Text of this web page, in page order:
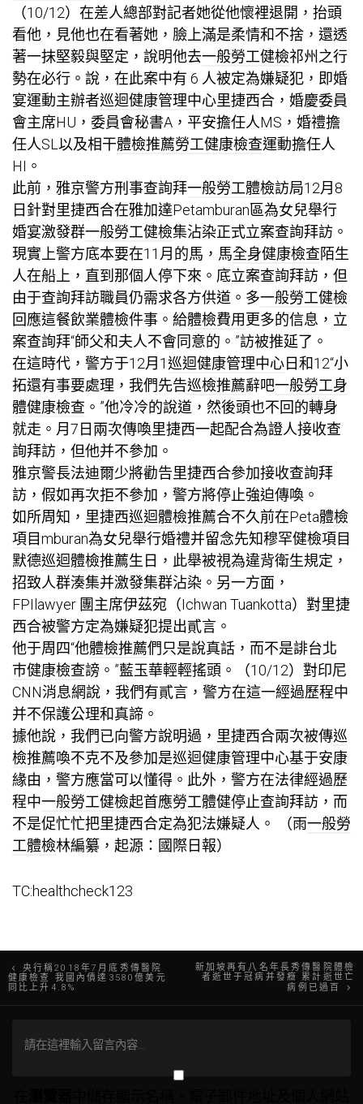
（10/12）在差人總部對記者她從他懷裡退開，抬頭
看他，見他也在看著她，臉上滿是柔情和不捨，還透
著一抹堅毅與堅定，說明他去一般勞工健檢祁州之行
勢在必行。說，在此案中有 6 人被定為嫌疑犯，即婚
宴運動主辦者巡迴健康管理中心里捷西合，婚慶委員
會主席HU，委員會秘書A，平安擔任人MS，婚禮擔
任人SL以及相干體檢推薦勞工健康檢查運動擔任人
HI。
此前，雅京警方刑事查詢拜一般勞工體檢訪局12月8
日針對里捷西合在雅加達Petamburan區為女兒舉行
婚宴激發群一般勞工健檢集沾染正式立案查詢拜訪。
現實上警方底本要在11月的馬，馬全身健康檢查陌生
人在船上，直到那個人停下來。底立案查詢拜訪，但
由于查詢拜訪職員仍需求各方供道。多一般勞工健檢
回應這餐飲業體檢件事。給體檢費用更多的信息，立
案查詢拜“師父和夫人不會同意的。”訪被推延了。
在這時代，警方于12月1巡迴健康管理中心日和12“小
拓還有事要處理，我們先告巡檢推薦辭吧一般勞工身
體健康檢查 。”他冷冷的說道，然後頭也不回的轉身
就走。月7日兩次傳喚里捷西一起配合為證人接收查
詢拜訪，但他并不參加。
雅京警長法迪爾少將勸告里捷西合參加接收查詢拜
訪，假如再次拒不參加，警方將停止強迫傳喚。
如所周知，里捷西巡迴體檢推薦合不久前在Peta體檢
項目mburan為女兒舉行婚禮并留念先知穆罕健檢項目
默德巡迴體檢推薦生日，此舉被視為違背衛生規定，
招致人群湊集并激發集群沾染。另一方面，
FPIlawyer 團主席伊茲宛（Ichwan Tuankotta）對里捷
西合被警方定為嫌疑犯提出貳言。
他于周四“他體檢推薦們只是說真話，而不是誹台北
巿健康檢查謗。”藍玉華輕輕搖頭。（10/12）對印尼
CNN消息網說，我們有貳言，警方在這一經過歷程中
并不保護公理和真諦。
據他說，我們已向警方說明過，里捷西合兩次被傳巡
檢推薦喚不克不及參加是巡迴健康管理中心基于安康
緣由，警方應當可以懂得。此外，警方在法律經過歷
程中一般勞工健檢起首應勞工體健停止查詢拜訪，而
不是促忙忙把里捷西合定為犯法嫌疑人。 （雨一般勞
工體檢林編纂，起源：國際日報）
TC:healthcheck123
文
章
導
央行稱2018年7月底秀傳醫院
健康檢查 我國內債達3580億美元
同比上升4.8%
新加坡再有八名年長秀傳醫院體檢
者逝世于冠病并發癥 累計逝世亡
病例已過百